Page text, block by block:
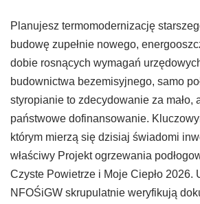
Planujesz termomodernizację
budowę zupełnie nowego,
dobie rosnących wymagań
budownictwa bezemisyjnego, samo
styropianie to zdecydowanie za mało,
państwowe dofinansowanie.
którym mierzą się dzisiaj świadomi
właściwy Projekt ogrzewania
Czyste Powietrze i Moje Ciepło 2026.
NFOŚiGW skrupulatnie weryfikują